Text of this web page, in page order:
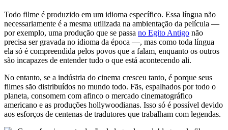
Todo filme é produzido em um idioma específico. Essa língua não
necessariamente é a mesma utilizada na ambientação da película —
por exemplo, uma produção que se passa no Egito Antigo não
precisa ser gravada no idioma da época —, mas como toda língua
ela só é compreendida pelos povos que a falam, enquanto os outros
são incapazes de entender tudo o que está acontecendo ali.
No entanto, se a indústria do cinema cresceu tanto, é porque seus
filmes são distribuídos no mundo todo. Fãs, espalhados por todo o
planeta, consomem com afinco o mercado cinematográfico
americano e as produções hollywoodianas. Isso só é possível devido
aos esforços de centenas de tradutores que trabalham com legendas.